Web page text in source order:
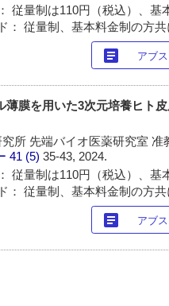
従量制は110円（税込）、基
： 従量制、基本料金制の方共
article アブ
薄膜を用いた3次元培養ヒト
所 先端バイオ医薬研究室 准
41 (5)35-43, 2024.
従量制は110円（税込）、基
： 従量制、基本料金制の方共
article アブ